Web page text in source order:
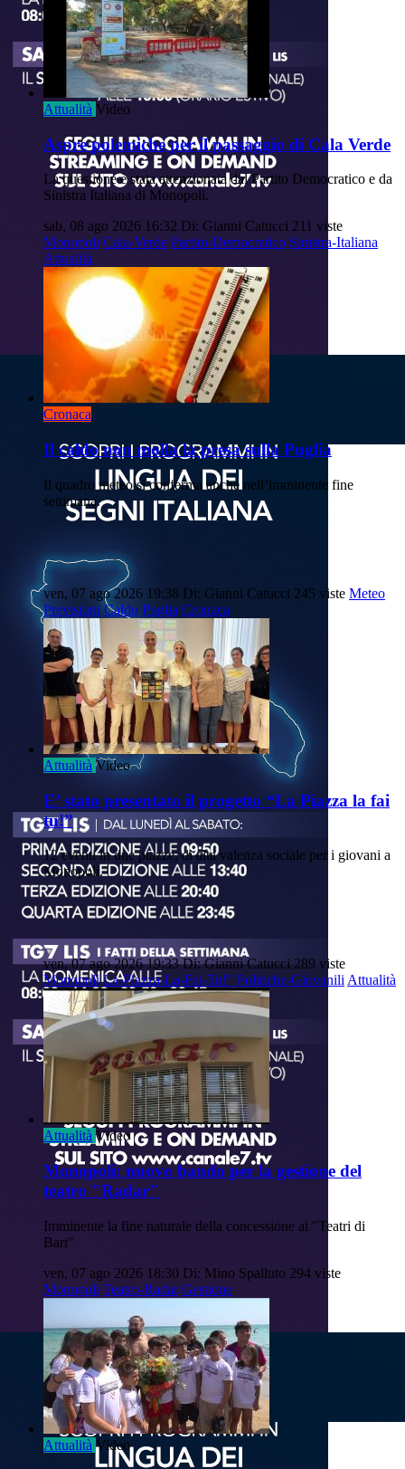
Attualità Video
Aspre polemiche per il passaggio di Cala Verde
La questione è stata attenzionata dal Partito Democratico e da
Sinistra Italiana di Monopoli.
sab, 08 ago 2026 16:32 Di: Gianni Catucci 211 viste
Monopoli Cala-Verde Partito-Democratico Sinistra-Italiana
Attualità
Cronaca
Il caldo non molla la presa sulla Puglia
Il quadro meteo si conferma anche nell’imminente fine
settimana.
ven, 07 ago 2026 19:38 Di: Gianni Catucci 245 viste Meteo
Previsioni Caldo Puglia Cronaca
Attualità Video
E’ stato presentato il progetto “La Piazza la fai
tu!”
12 eventi in due piazze, di alta valenza sociale per i giovani a
Monopoli.
ven, 07 ago 2026 19:33 Di: Gianni Catucci 289 viste
Monopoli La-Piazza-La-Fai-Tu!” Politiche-Giovanili Attualità
Attualità Video
Monopoli: nuovo bando per la gestione del
teatro "Radar"
Imminente la fine naturale della concessione ai "Teatri di
Bari"
ven, 07 ago 2026 18:30 Di: Mino Spalluto 294 viste
Monopoli Teatro-Radar Gestione
Attualità Video